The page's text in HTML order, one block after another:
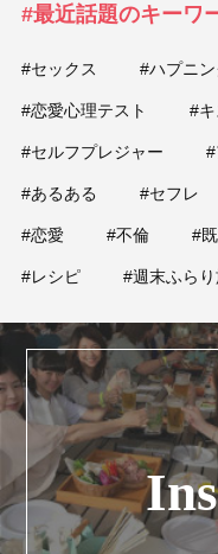
#最近話題のキーワ
#セックス #ハプニ
#恋愛心理テスト #キ
#セルフプレジャー
#あるある #セフレ
#恋愛 #不倫 #
#レシピ #週末ふら